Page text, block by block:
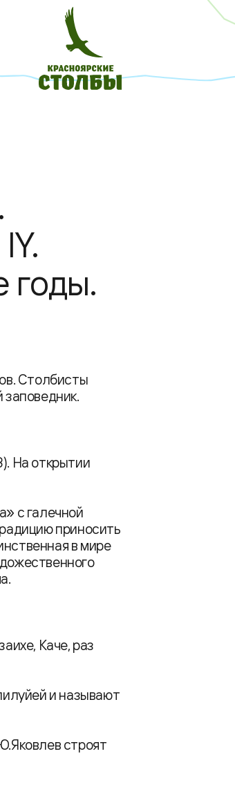
годы.
Столбисты
На открытии
с галечной
приносить
в мире
Каче, раз
и называют
строят